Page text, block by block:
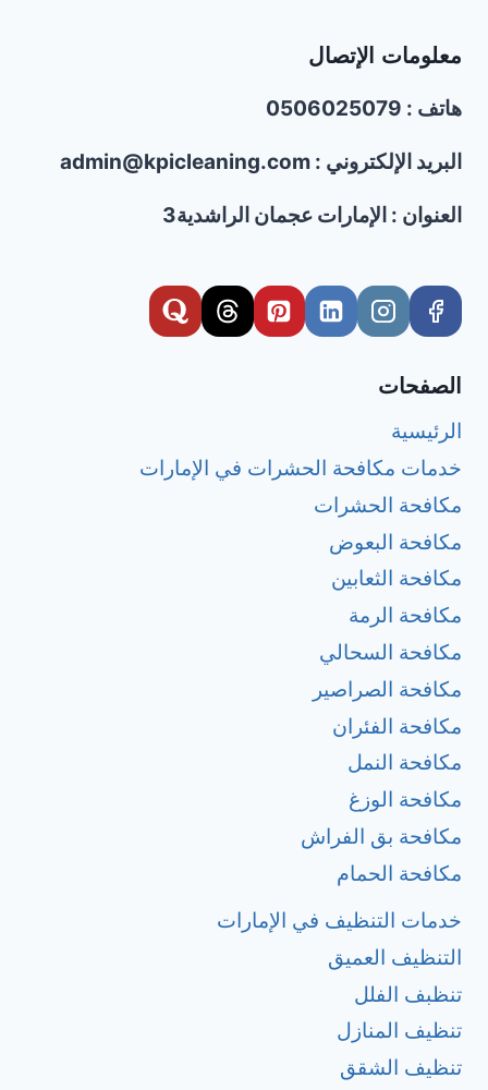
معلومات الإتصال
هاتف : 0506025079
البريد الإلكتروني : admin@kpicleaning.com
العنوان : الإمارات عجمان الراشدية3
الصفحات
الرئيسية
خدمات مكافحة الحشرات في الإمارات
مكافحة الحشرات
مكافحة البعوض
مكافحة الثعابين
مكافحة الرمة
مكافحة السحالي
مكافحة الصراصير
مكافحة الفئران
مكافحة النمل
مكافحة الوزغ
مكافحة بق الفراش
مكافحة الحمام
خدمات التنظيف في الإمارات
التنظيف العميق
تنظبف الفلل
تنظيف المنازل
تنظيف الشقق